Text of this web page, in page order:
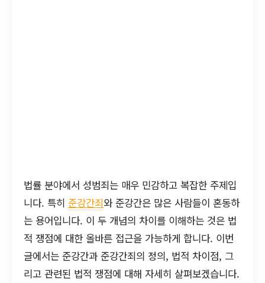
법률 분야에서 성범죄는 매우 민감하고 복잡한 주제입
니다. 특히 준강간죄와 준강간은 많은 사람들이 혼동하
는 용어입니다. 이 두 개념의 차이를 이해하는 것은 법
적 쟁점에 대한 올바른 접근을 가능하게 합니다. 이번
글에서는 준강간과 준강간죄의 정의, 법적 차이점, 그
리고 관련된 법적 쟁점에 대해 자세히 살펴보겠습니다.